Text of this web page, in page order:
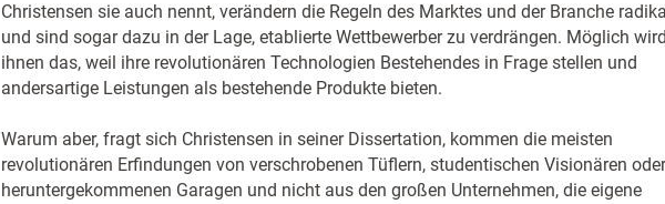
Christensen sie auch nennt, verändern die Regeln des Marktes und der Branche
und sind sogar dazu in der Lage, etablierte Wettbewerber zu verdrängen. Möglich wird
ihnen das, weil ihre revolutionären Technologien Bestehendes in Frage stellen und
andersartige Leistungen als bestehende Produkte bieten.
Warum aber, fragt sich Christensen in seiner Dissertation, kommen die meisten
revolutionären Erfindungen von verschrobenen Tüflern, studentischen Visionären
heruntergekommenen Garagen und nicht aus den großen Unternehmen, die eigene